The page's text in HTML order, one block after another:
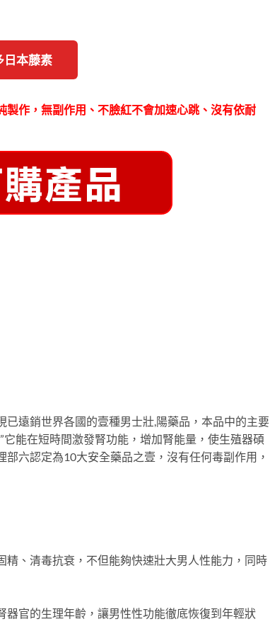
日本藤素
製作，無副作用、不臉紅不會加速心跳、沒有依耐
遠銷世界各國的壹種男士壯,陽藥品，本品中的主要
能在短時間激發腎功能，增加腎能量，使生殖器碩
六認定為10大安全藥品之壹，沒有任何毒副作用，
、清毒抗衰，不但能夠快速壯大男人性能力，同時
官的生理年齡，讓男性性功能徹底恢復到年輕狀